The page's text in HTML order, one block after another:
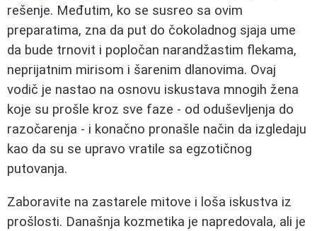
rešenje. Međutim, ko se susreo sa ovim
preparatima, zna da put do čokoladnog sjaja ume
da bude trnovit i popločan narandžastim flekama,
neprijatnim mirisom i šarenim dlanovima. Ovaj
vodič je nastao na osnovu iskustava mnogih žena
koje su prošle kroz sve faze - od oduševljenja do
razočarenja - i konačno pronašle način da izgledaju
kao da su se upravo vratile sa egzotičnog
putovanja.
Zaboravite na zastarele mitove i loša iskustva iz
prošlosti. Današnja kozmetika je napredovala, ali je